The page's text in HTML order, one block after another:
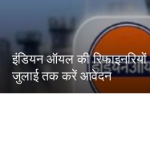
इंडियन ऑयल की रिफाइनरियों
जुलाई तक करें आवेदन